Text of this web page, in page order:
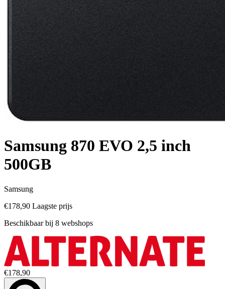
Samsung 870 EVO 2,5 inch
500GB
Samsung
€178,90 Laagste prijs
Beschikbaar bij 8 webshops
€178,90